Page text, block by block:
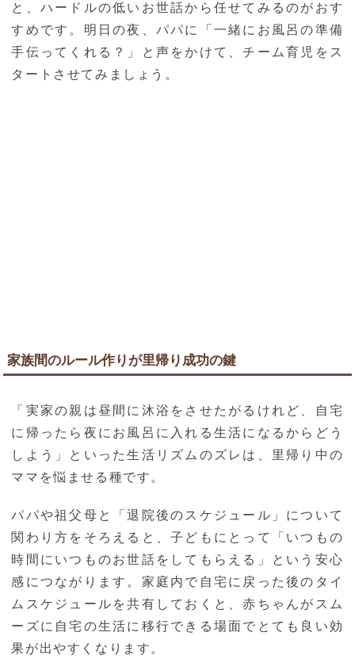
と、ハードルの低いお世話から任せてみるのがおす
すめです。明日の夜、パパに「一緒にお風呂の準備
手伝ってくれる？」と声をかけて、チーム育児をス
タートさせてみましょう。
家族間のルール作りが里帰り成功の鍵
「実家の親は昼間に沐浴をさせたがるけれど、自宅
に帰ったら夜にお風呂に入れる生活になるからどう
しよう」といった生活リズムのズレは、里帰り中の
ママを悩ませる種です。
パパや祖父母と「退院後のスケジュール」について
関わり方をそろえると、子どもにとって「いつもの
時間にいつものお世話をしてもらえる」という安心
感につながります。家庭内で自宅に戻った後のタイ
ムスケジュールを共有しておくと、赤ちゃんがスム
ーズに自宅の生活に移行できる場面でとても良い効
果が出やすくなります。